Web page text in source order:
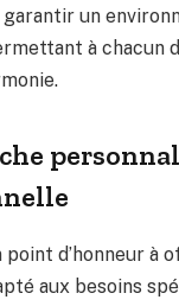
un
à chacun
point d’honneur à
aux besoins